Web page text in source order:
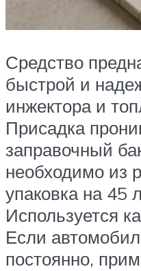
Средство
быстрой и
инжектора и
Присадка
заправочный
необходимо из
упаковка на 45
Используется
Если
постоянно,